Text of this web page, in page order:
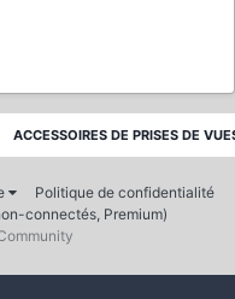
ACCESSOIRES DE PRISES DE
Politique de confidentialité
connectés, Premium)